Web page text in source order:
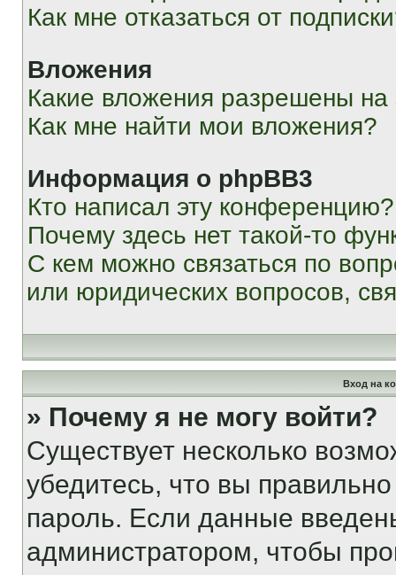
Как мне отказаться от
Вложения
Какие вложения разрешены
Как мне найти мои вложения?
Информация о phpBB3
Кто написал эту конференцию?
Почему здесь нет такой-то
С кем можно связаться по
или юридических вопросов,
Вход на
» Почему я не могу войти?
Существует несколько
убедитесь, что вы
пароль. Если данные
администратором, чтобы